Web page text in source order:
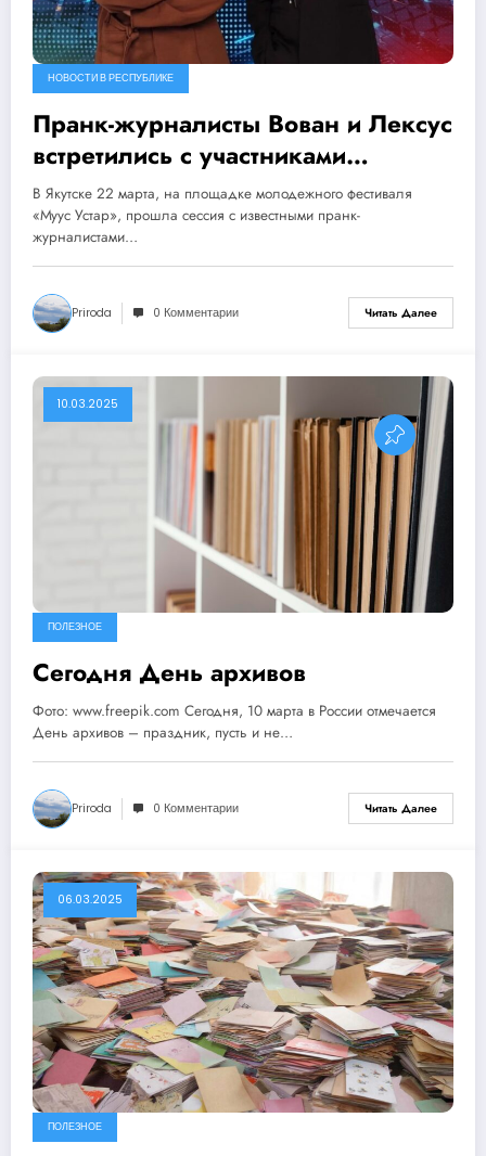
НОВОСТИ В РЕСПУБЛИКЕ
Пранк-журналисты Вован и Лексус
встретились с участниками
фестиваля Муус Устар
В Якутске 22 марта, на площадке молодежного фестиваля
«Муус Устар», прошла сессия с известными пранк-
журналистами…
Priroda 0 Комментарии Читать Далее
10.03.2025
ПОЛЕЗНОЕ
Сегодня День архивов
Фото: www.freepik.com Сегодня, 10 марта в России отмечается
День архивов – праздник, пусть и не…
Priroda 0 Комментарии Читать Далее
06.03.2025
ПОЛЕЗНОЕ